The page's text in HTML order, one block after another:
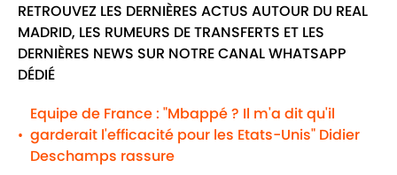
RETROUVEZ LES DERNIÈRES ACTUS AUTOUR DU REAL
MADRID, LES RUMEURS DE TRANSFERTS ET LES
DERNIÈRES NEWS SUR NOTRE CANAL WHATSAPP
DÉDIÉ
•
Equipe de France : "Mbappé ? Il m'a dit qu'il
garderait l'efficacité pour les Etats-Unis" Didier
Deschamps rassure